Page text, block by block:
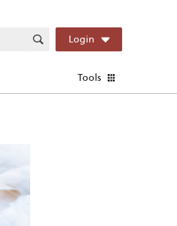
Login
Tools